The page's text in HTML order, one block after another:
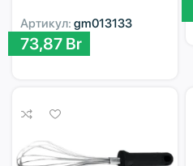
Артикул: gm013133
73,87 Br